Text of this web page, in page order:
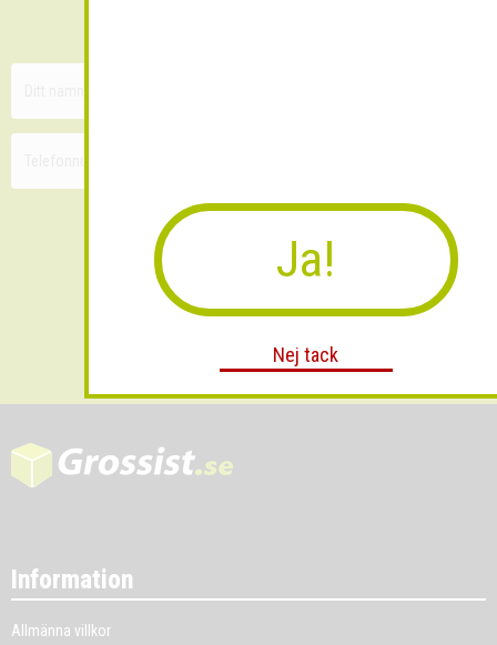
Information
Allmänna villkor
Ja!
Nej tack